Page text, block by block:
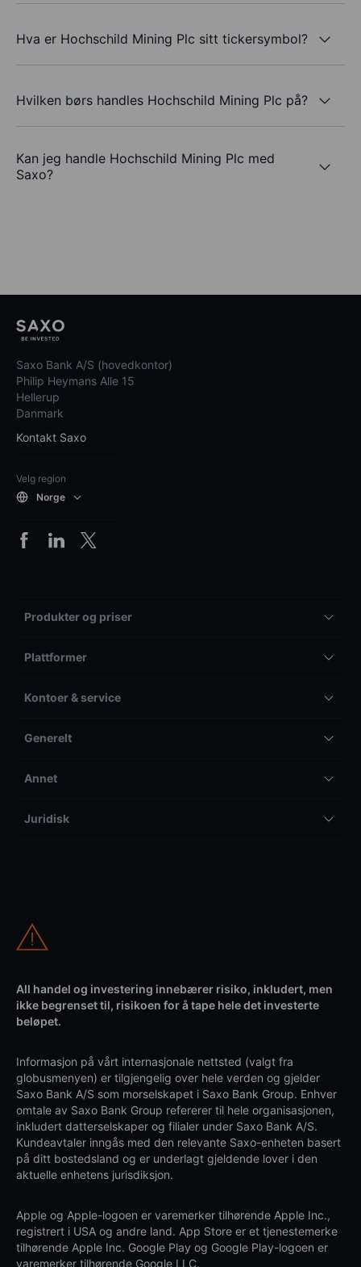
Hva er Hochschild Mining Plc sitt tickersymbol?
Hvilken børs handles Hochschild Mining Plc på?
Kan jeg handle Hochschild Mining Plc med
Saxo?
Saxo Bank A/S (hovedkontor)
Philip Heymans Alle 15
Hellerup
Danmark
Kontakt Saxo
Velg region
Norge
Produkter og priser
Plattformer
Kontoer & service
Generelt
Annet
Juridisk
All handel og investering innebærer risiko, inkludert, men
ikke begrenset til, risikoen for å tape hele det investerte
beløpet.
Informasjon på vårt internasjonale nettsted (valgt fra
globusmenyen) er tilgjengelig over hele verden og gjelder
Saxo Bank A/S som morselskapet i Saxo Bank Group. Enhver
omtale av Saxo Bank Group refererer til hele organisasjonen,
inkludert datterselskaper og filialer under Saxo Bank A/S.
Kundeavtaler inngås med den relevante Saxo-enheten basert
på ditt bostedsland og er underlagt gjeldende lover i den
aktuelle enhetens jurisdiksjon.
Apple og Apple-logoen er varemerker tilhørende Apple Inc.,
registrert i USA og andre land. App Store er et tjenestemerke
tilhørende Apple Inc. Google Play og Google Play-logoen er
varemerker tilhørende Google LLC.